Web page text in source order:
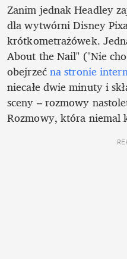
Zanim jednak Headley
dla wytwórni Disney
krótkometrażówek.
About the Nail" ("Nie
obejrzeć na stronie
niecałe dwie minuty i
sceny – rozmowy
Rozmowy, która niemal